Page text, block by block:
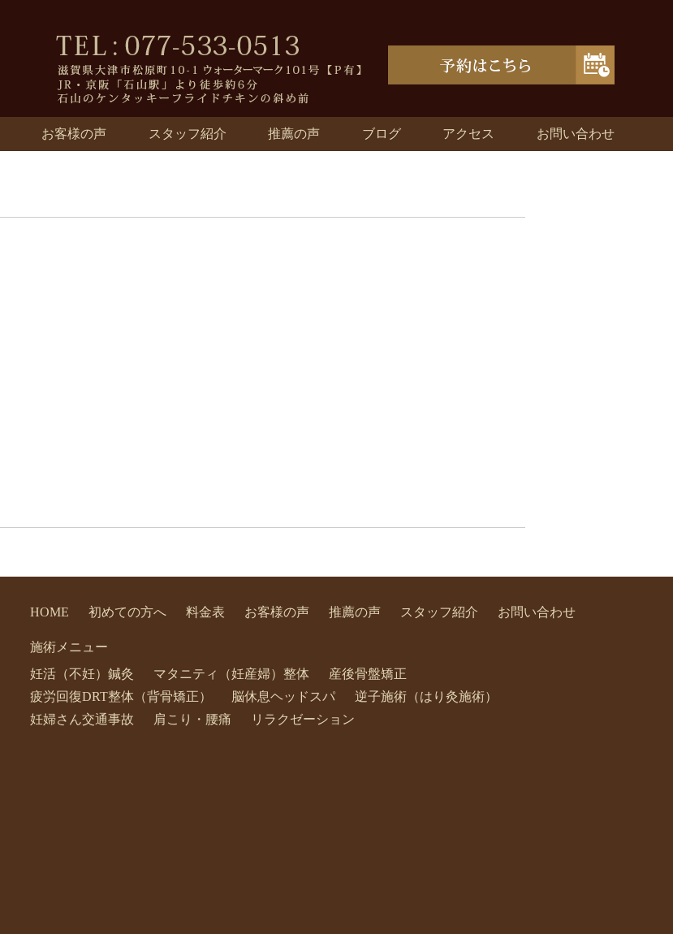
お客様の声 スタッフ紹介 推薦の声 ブログ アクセス お問い合わせ
HOME 初めての方へ 料金表 お客様の声 推薦の声 スタッフ紹介 お問い合わせ
施術メニュー
妊活（不妊）鍼灸
マタニティ（妊産婦）整体
産後骨盤矯正
疲労回復DRT整体（背骨矯正）
脳休息ヘッドスパ
逆子施術（はり灸施術）
妊婦さん交通事故
肩こり・腰痛 リラクゼーション